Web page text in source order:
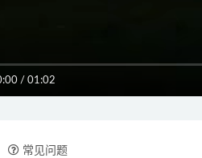
/ 01:02
常见问题